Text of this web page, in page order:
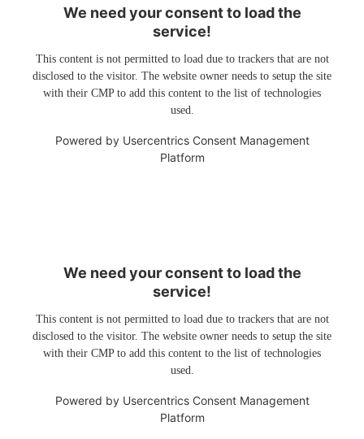
We need your consent to load the
service!
This content is not permitted to load due to trackers that are not
disclosed to the visitor. The website owner needs to setup the site
with their CMP to add this content to the list of technologies
used.
Powered by Usercentrics Consent Management
Platform
We need your consent to load the
service!
This content is not permitted to load due to trackers that are not
disclosed to the visitor. The website owner needs to setup the site
with their CMP to add this content to the list of technologies
used.
Powered by Usercentrics Consent Management
Platform